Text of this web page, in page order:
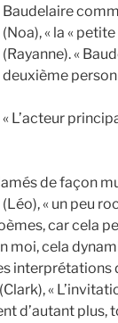
Baudelaire
(Noa), « la «
(Rayanne). «
deuxième
« L’acteur
de façon
« un peu
car cela
moi, cela
interprétations
«
d’autant plus,